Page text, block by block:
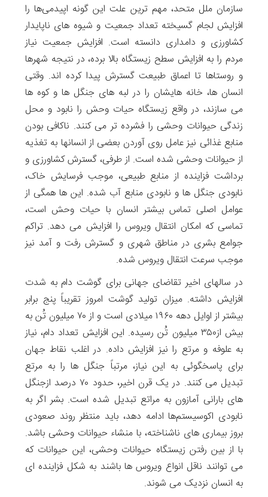
سازمان ملل متحد، مهم ترین علت این گونه اپیدمی‌ها را
افزایش لجام گسیخته تعداد جمعیت و شیوه های ناپایدار
کشاورزی و دامداری دانسته است. افزایش جمعیت نیاز
مردم را به افزایش سطح زیستگاه بالا برده، در نتیجه شهرها
و روستاها تا اعماق طبیعت گسترش پیدا کرده اند. وقتی
انسان ها، خانه هایشان را در لبه های جنگل ها و کوه ها
می سازند، در واقع زیستگاه حیات وحش را نابود و محل
زندگی حیوانات وحشی را فشرده تر می کنند. ناکافی بودن
منابع غذائی نیز عامل روی آوردن بعضی از انسانها به تغذیه
از حیوانات وحشی شده است. از طرفی، گسترش کشاورزی و
برداشت فزاینده از منابع طبیعی، موجب فرسایش خاک،
نابودی جنگل ها و نابودی منابع آب شده. این ها همگی از
عوامل اصلی تماس بیشتر انسان با حیات وحش است،
تماسی که امکان انتقال ویروس را افزایش می دهد. تراکم
جوامع بشری در مناطق شهری و گسترش رفت و آمد نیز
موجب سرعت انتقال ویروس شده.
در سالهای اخیر تقاضای جهانی برای گوشت دام به شدت
افزایش داشته. میزان تولید گوشت امروز تقریباً پنج برابر
بیشتر از اوایل دهه ۱۹۶۰ میلادی است و از ۷۰ میلیون تُن به
بیش از۳۵۰ میلیون تُن رسیده. این افزایش تعداد دام، نیاز
به علوفه و مرتع را نیز افزایش داده. در اغلب نقاط جهان
برای پاسخگوئی به این نیاز، مرتباً جنگل ها را به مرتع
تبدیل می کنند. در یک قرن اخیر، حدود ۷۰ درصد ازجنگل
های بارانی آمازون به مراتع تبدیل شده است. بشر اگر به
نابودی اکوسیستم‌ها ادامه دهد، باید منتظر روند صعودی
بروز بیماری‌ های ناشناخته، با منشاء حیوانات وحشی باشد.
با از بین رفتن زیستگاه حیوانات وحشی، این حیوانات که
می توانند ناقل انواع ویروس ها باشند به شکل فزاینده ای
به انسان نزدیک می شوند.